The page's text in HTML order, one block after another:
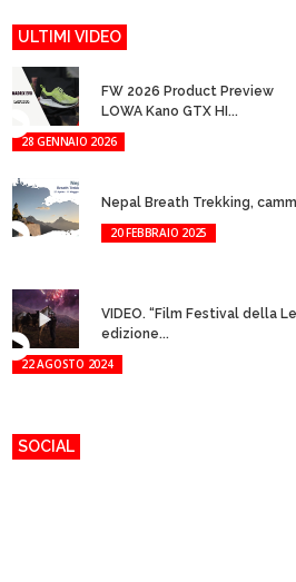
ULTIMI VIDEO
FW 2026 Product Preview
LOWA Kano GTX HI...
28 GENNAIO 2026
Nepal Breath Trekking,
20 FEBBRAIO 2025
VIDEO. “Film Festival della
edizione...
22 AGOSTO 2024
SOCIAL